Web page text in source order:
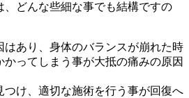
、どんな些細な事でも結構ですの
はあり、身体のバランスが崩れた時
ってしまう事が大抵の痛みの原因
つけ、適切な施術を行う事が回復へ